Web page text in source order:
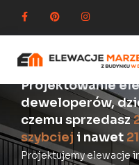
Projektowanie
deweloperów,
czemu sprzedasz
szybciej i nawet
Projektujemy elewacje